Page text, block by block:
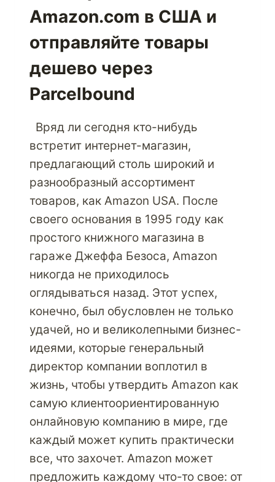
Amazon.com в США и
отправляйте товары
дешево через
Parcelbound
Вряд ли сегодня кто-нибудь
встретит интернет-магазин,
предлагающий столь широкий и
разнообразный ассортимент
товаров, как Amazon USA. После
своего основания в 1995 году как
простого книжного магазина в
гараже Джеффа Безоса, Amazon
никогда не приходилось
оглядываться назад. Этот успех,
конечно, был обусловлен не только
удачей, но и великолепными бизнес-
идеями, которые генеральный
директор компании воплотил в
жизнь, чтобы утвердить Amazon как
самую клиентоориентированную
онлайновую компанию в мире, где
каждый может купить практически
все, что захочет. Amazon может
предложить каждому что-то свое: от